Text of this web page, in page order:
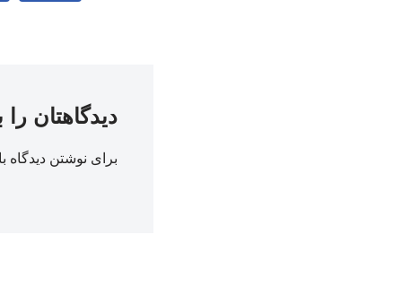
دیدگاهتان را
برای نوشتن دیدگاه